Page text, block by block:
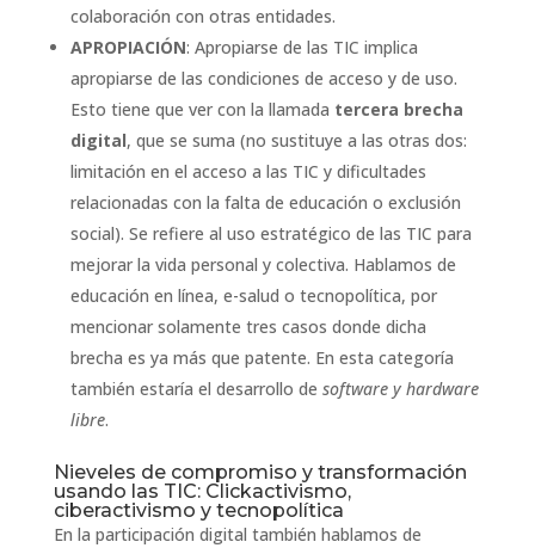
colaboración con otras entidades.
APROPIACIÓN: Apropiarse de las TIC implica
apropiarse de las condiciones de acceso y de uso.
Esto tiene que ver con la llamada tercera brecha
digital, que se suma (no sustituye a las otras dos:
limitación en el acceso a las TIC y dificultades
relacionadas con la falta de educación o exclusión
social). Se refiere al uso estratégico de las TIC para
mejorar la vida personal y colectiva. Hablamos de
educación en línea, e-salud o tecnopolítica, por
mencionar solamente tres casos donde dicha
brecha es ya más que patente. En esta categoría
también estaría el desarrollo de software y hardware
libre.
Nieveles de compromiso y transformación
usando las TIC: Clickactivismo,
ciberactivismo y tecnopolítica
En la participación digital también hablamos de